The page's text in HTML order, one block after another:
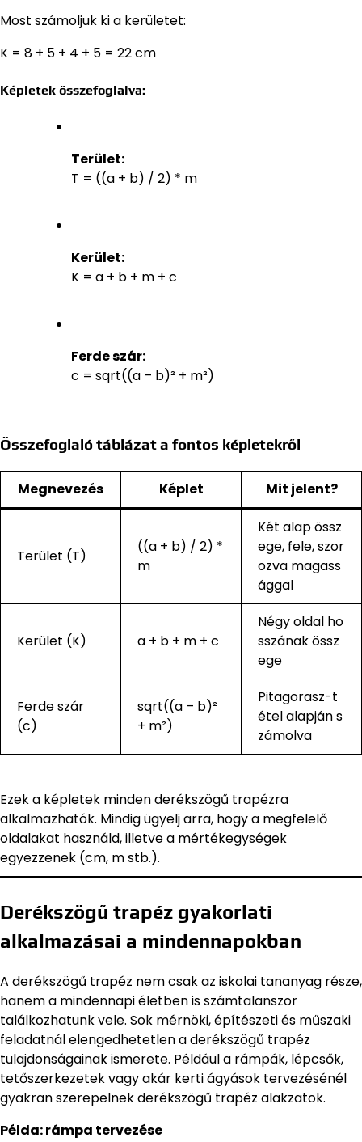
Most számoljuk ki a kerületet:
K = 8 + 5 + 4 + 5 = 22 cm
Képletek összefoglalva:
Terület:
T = ((a + b) / 2) * m
Kerület:
K = a + b + m + c
Ferde szár:
c = sqrt((a – b)² + m²)
Összefoglaló táblázat a fontos képletekről
Megnevezés Képlet Mit jelent?
Terület (T)
((a + b) / 2) *
m
Két alap össz
ege, fele, szor
ozva magass
ággal
Kerület (K) a + b + m + c
Négy oldal ho
sszának össz
ege
Ferde szár
(c)
sqrt((a – b)²
+ m²)
Pitagorasz-t
étel alapján s
zámolva
Ezek a képletek minden derékszögű trapézra
alkalmazhatók. Mindig ügyelj arra, hogy a megfelelő
oldalakat használd, illetve a mértékegységek
egyezzenek (cm, m stb.).
Derékszögű trapéz gyakorlati
alkalmazásai a mindennapokban
A derékszögű trapéz nem csak az iskolai tananyag része,
hanem a mindennapi életben is számtalanszor
találkozhatunk vele. Sok mérnöki, építészeti és műszaki
feladatnál elengedhetetlen a derékszögű trapéz
tulajdonságainak ismerete. Például a rámpák, lépcsők,
tetőszerkezetek vagy akár kerti ágyások tervezésénél
gyakran szerepelnek derékszögű trapéz alakzatok.
Példa: rámpa tervezése